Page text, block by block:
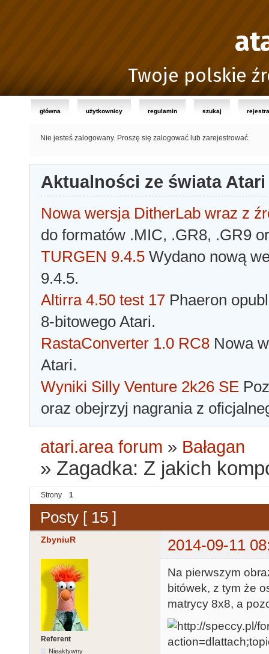
Twoje polskie
główna użytkownicy regulamin szukaj
Nie jesteś zalogowany. Proszę się zalogować lub zarejestrować.
Aktualności ze świata Atari
Nowa wersja DitherLab wraz z
do formatów .MIC, .GR8, .GR9
TURGEN 9.4.5 Wydano nową
9.4.5.
Altirra 4.50 test 17 Phaeron
8-bitowego Atari.
RastaConverter 1.0 RC8 Nowa
Atari.
Wyniki Silly Venture 2k26 SE
oraz obejrzyj nagrania z
atari.area forum » Bałagan
» Zagadka: Z jakich
Strony 1
Posty [ 15 ]
ZbyniuR 2014-09-11
Referent
Nieaktywny
Na pierwszym
bitówek, z tym że
matrycy 8x8, a